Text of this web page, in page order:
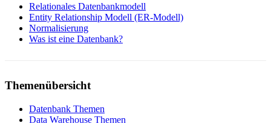
Relationales Datenbankmodell
Entity Relationship Modell (ER-Modell)
Normalisierung
Was ist eine Datenbank?
Themenübersicht
Datenbank Themen
Data Warehouse Themen